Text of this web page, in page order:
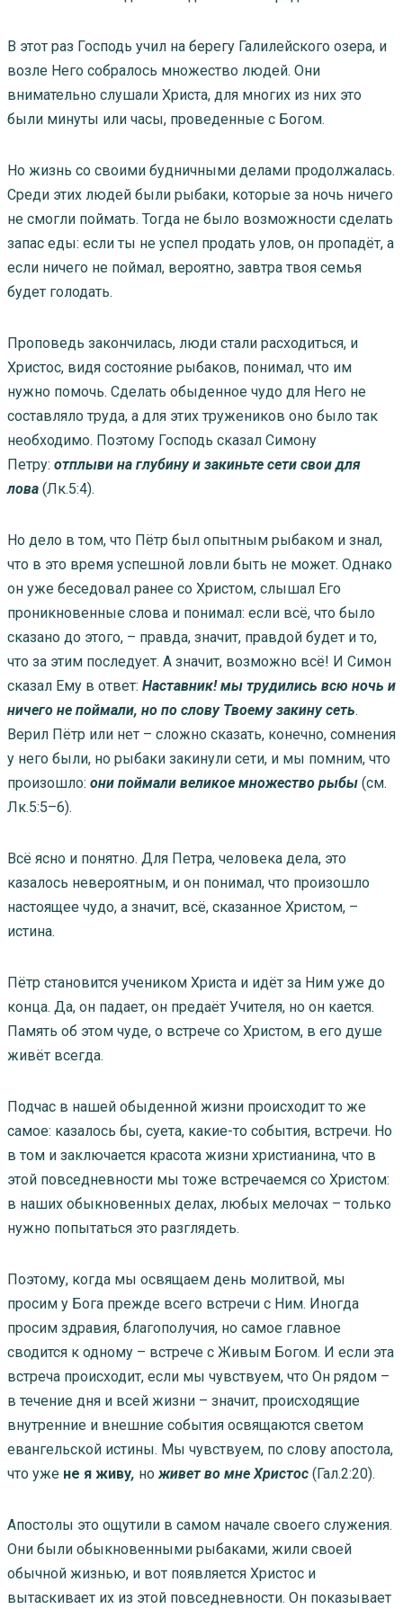
В этот раз Господь учил на берегу Галилейского озера, и
возле Него собралось множество людей. Они
внимательно слушали Христа, для многих из них это
были минуты или часы, проведенные с Богом.
Но жизнь со своими будничными делами продолжалась.
Среди этих людей были рыбаки, которые за ночь ничего
не смогли поймать. Тогда не было возможности сделать
запас еды: если ты не успел продать улов, он пропадёт, а
если ничего не поймал, вероятно, завтра твоя семья
будет голодать.
Проповедь закончилась, люди стали расходиться, и
Христос, видя состояние рыбаков, понимал, что им
нужно помочь. Сделать обыденное чудо для Него не
составляло труда, а для этих тружеников оно было так
необходимо. Поэтому Господь сказал Симону
Петру: отплыви на глубину и закиньте сети свои для
лова(Лк.5:4).
Но дело в том, что Пётр был опытным рыбаком и знал,
что в это время успешной ловли быть не может. Однако
он уже беседовал ранее со Христом, слышал Его
проникновенные слова и понимал: если всё, что было
сказано до этого, – правда, значит, правдой будет и то,
что за этим последует. А значит, возможно всё! И Симон
сказал Ему в ответ: Наставник! мы трудились всю ночь и
ничего не поймали, но по слову Твоему закину сеть.
Верил Пётр или нет – сложно сказать, конечно, сомнения
у него были, но рыбаки закинули сети, и мы помним, что
произошло: они поймали великое множество рыбы(см.
Лк.5:5–6).
Всё ясно и понятно. Для Петра, человека дела, это
казалось невероятным, и он понимал, что произошло
настоящее чудо, а значит, всё, сказанное Христом, –
истина.
Пётр становится учеником Христа и идёт за Ним уже до
конца. Да, он падает, он предаёт Учителя, но он кается.
Память об этом чуде, о встрече со Христом, в его душе
живёт всегда.
Подчас в нашей обыденной жизни происходит то же
самое: казалось бы, суета, какие-то события, встречи. Но
в том и заключается красота жизни христианина, что в
этой повседневности мы тоже встречаемся со Христом:
в наших обыкновенных делах, любых мелочах – только
нужно попытаться это разглядеть.
Поэтому, когда мы освящаем день молитвой, мы
просим у Бога прежде всего встречи с Ним. Иногда
просим здравия, благополучия, но самое главное
сводится к одному – встрече с Живым Богом. И если эта
встреча происходит, если мы чувствуем, что Он рядом –
в течение дня и всей жизни – значит, происходящие
внутренние и внешние события освящаются светом
евангельской истины. Мы чувствуем, по слову апостола,
что уже не я живу, ноживет во мне Христос (Гал.2:20).
Апостолы это ощутили в самом начале своего служения.
Они были обыкновенными рыбаками, жили своей
обычной жизнью, и вот появляется Христос и
вытаскивает их из этой повседневности. Он показывает